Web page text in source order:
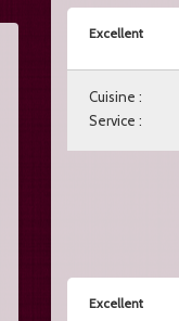
Excellent
Cuisine :
Service :
Excellent